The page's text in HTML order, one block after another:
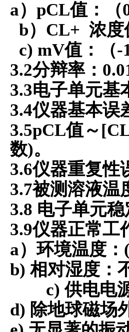
a） pCL值：（
b） CL+ 浓度
c) mV值：（-
3.2分辩率：
3.3电子单元基
3.4仪器基本误
3.5pCL值～
数)。
3.6仪器重复性
3.7被测溶液温
3.8 电子单元稳
3.9仪器正常工
a）环境温度：
b)相对湿度：
c)供电电
d) 除地球磁场